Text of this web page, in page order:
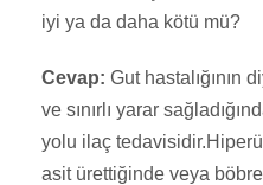
iyi ya da daha kötü mü?
Cevap: Gut hastalığının
ve sınırlı yarar
yolu ilaç
asit ürettiğinde veya